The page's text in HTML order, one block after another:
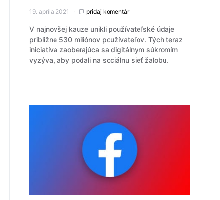
19. apríla 2021 pridaj komentár
V najnovšej kauze unikli používateľské údaje
približne 530 miliónov používateľov. Tých teraz
iniciatíva zaoberajúca sa digitálnym súkromím
vyzýva, aby podali na sociálnu sieť žalobu.